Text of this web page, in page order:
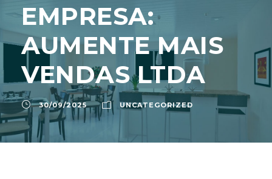
EMPRESA:
AUMENTE MAIS
VENDAS LTDA
30/09/2025 UNCATEGORIZED